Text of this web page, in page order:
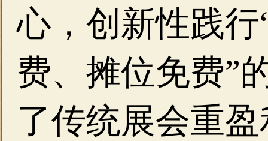
心，创新性践
费、摊位免费”
了传统展会重